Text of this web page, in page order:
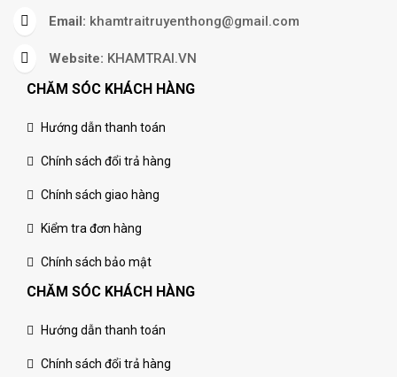
Email: khamtraitruyenthong@gmail.com
Website: KHAMTRAI.VN
CHĂM SÓC KHÁCH HÀNG
Hướng dẫn thanh toán
Chính sách đổi trả hàng
Chính sách giao hàng
Kiểm tra đơn hàng
Chính sách bảo mật
CHĂM SÓC KHÁCH HÀNG
Hướng dẫn thanh toán
Chính sách đổi trả hàng